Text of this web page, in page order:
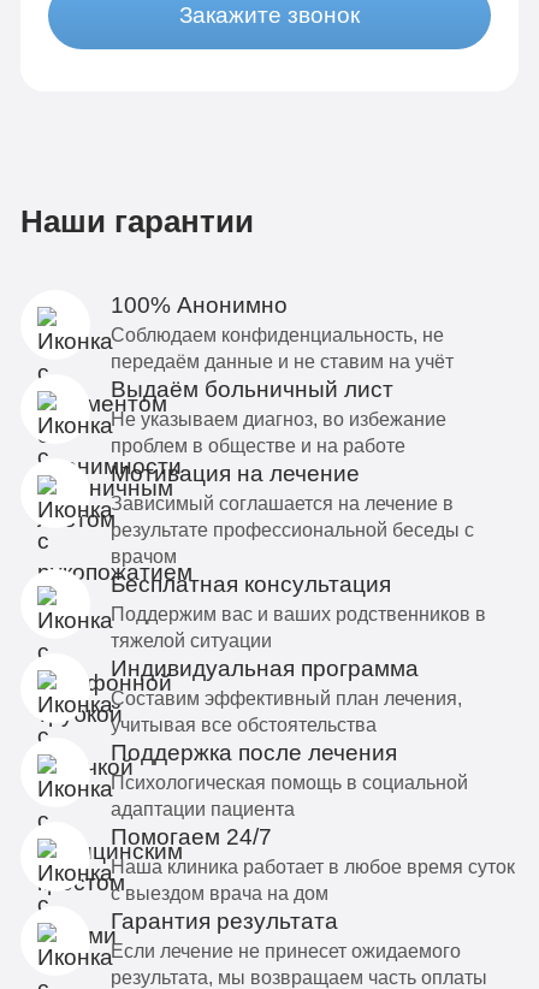
Закажите звонок
Наши гарантии
100% Анонимно
Соблюдаем конфиденциальность, не
передаём данные и не ставим на учёт
Выдаём больничный лист
Не указываем диагноз, во избежание
проблем в обществе и на работе
Мотивация на лечение
Зависимый соглашается на лечение в
результате профессиональной беседы с
врачом
Бесплатная консультация
Поддержим вас и ваших родственников в
тяжелой ситуации
Индивидуальная программа
Составим эффективный план лечения,
учитывая все обстоятельства
Поддержка после лечения
Психологическая помощь в социальной
адаптации пациента
Помогаем 24/7
Наша клиника работает в любое время суток
с выездом врача на дом
Гарантия результата
Если лечение не принесет ожидаемого
результата, мы возвращаем часть оплаты